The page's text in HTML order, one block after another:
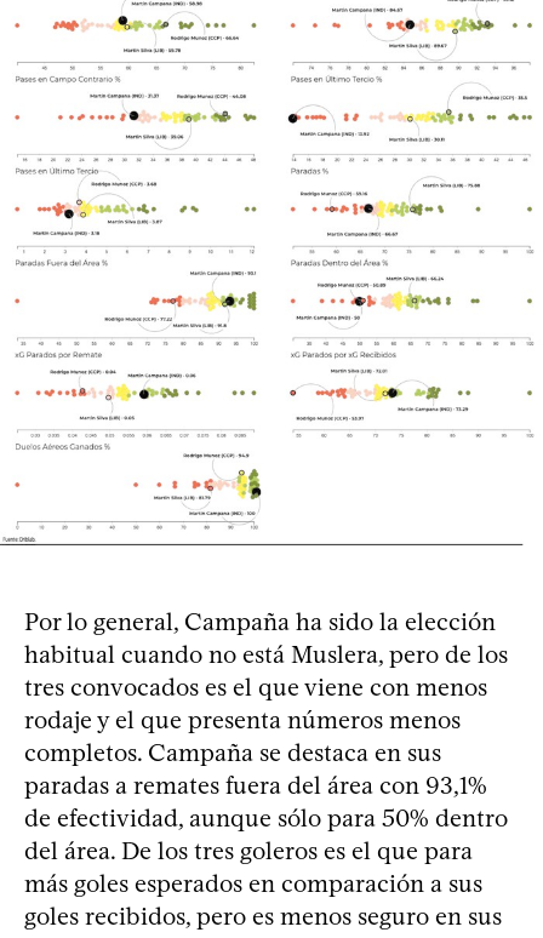
Por lo general, Campaña ha sido la elección
habitual cuando no está Muslera, pero de los
tres convocados es el que viene con menos
rodaje y el que presenta números menos
completos. Campaña se destaca en sus
paradas a remates fuera del área con 93,1%
de efectividad, aunque sólo para 50% dentro
del área. De los tres goleros es el que para
más goles esperados en comparación a sus
goles recibidos, pero es menos seguro en sus